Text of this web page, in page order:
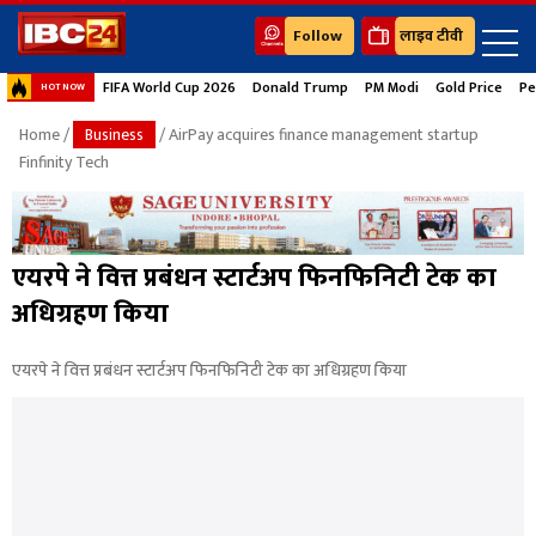
Follow लाइव टीवी
HOT NOW FIFA World Cup 2026 Donald Trump PM Modi Gold Price
Home/ Business
/ AirPay acquires finance management startup
Finfinity Tech
एयरपे ने वित्त प्रबंधन स्टार्टअप फिनफिनिटी टेक का
अधिग्रहण किया
एयरपे ने वित्त प्रबंधन स्टार्टअप फिनफिनिटी टेक का अधिग्रहण किया